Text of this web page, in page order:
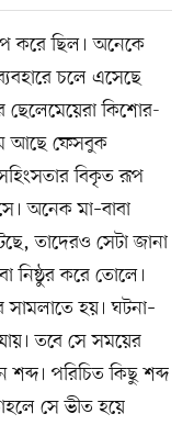
করে ছিল। অনেকে
চলে এসেছে
ছেলেমেয়েরা কিশোর-
আছে ফেসবুক
বিকৃত রূপ
অনেক মা–বাবা
তাদেরও সেটা জানা
নিষ্ঠুর করে তোলে।
হয়। ঘটনা–
তবে সে সময়ের
পরিচিত কিছু শব্দ
সে ভীত হয়ে